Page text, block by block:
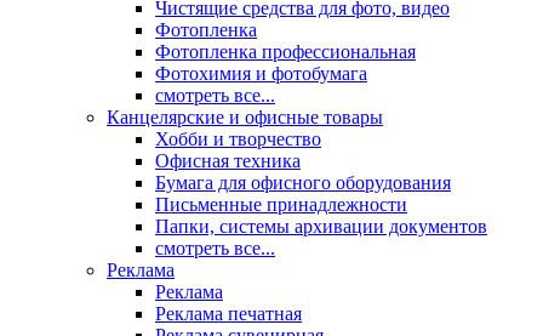
Чистящие средства для фото, видео
Фотопленка
Фотопленка профессиональная
Фотохимия и фотобумага
смотреть все...
Канцелярские и офисные товары
Хобби и творчество
Офисная техника
Бумага для офисного оборудования
Письменные принадлежности
Папки, системы архивации документов
смотреть все...
Реклама
Реклама
Реклама печатная